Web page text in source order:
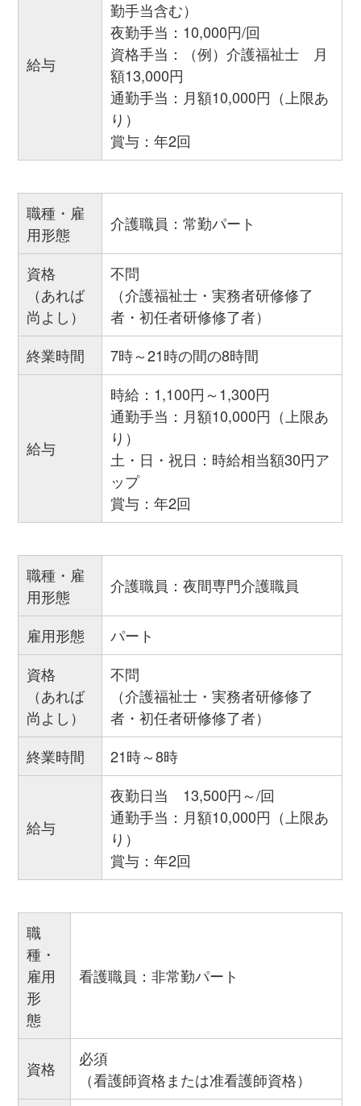
給与
勤手当含む）
夜勤手当：10,000円/回
資格手当：（例）介護福祉士 月
額13,000円
通勤手当：月額10,000円（上限あ
り）
賞与：年2回
職種・雇
用形態
介護職員：常勤パート
資格
（あれば
尚よし）
不問
（介護福祉士・実務者研修修了
者・初任者研修修了者）
終業時間
7時～21時の間の8時間
給与
時給：1,100円～1,300円
通勤手当：月額10,000円（上限あ
り）
土・日・祝日：時給相当額30円ア
ップ
賞与：年2回
職種・雇
用形態
介護職員：夜間専門介護職員
雇用形態
パート
資格
（あれば
尚よし）
不問
（介護福祉士・実務者研修修了
者・初任者研修修了者）
終業時間
21時～8時
給与
夜勤日当 13,500円～/回
通勤手当：月額10,000円（上限あ
り）
賞与：年2回
職
種・
雇用
形
態
看護職員：非常勤パート
資格
必須
（看護師資格または准看護師資格）